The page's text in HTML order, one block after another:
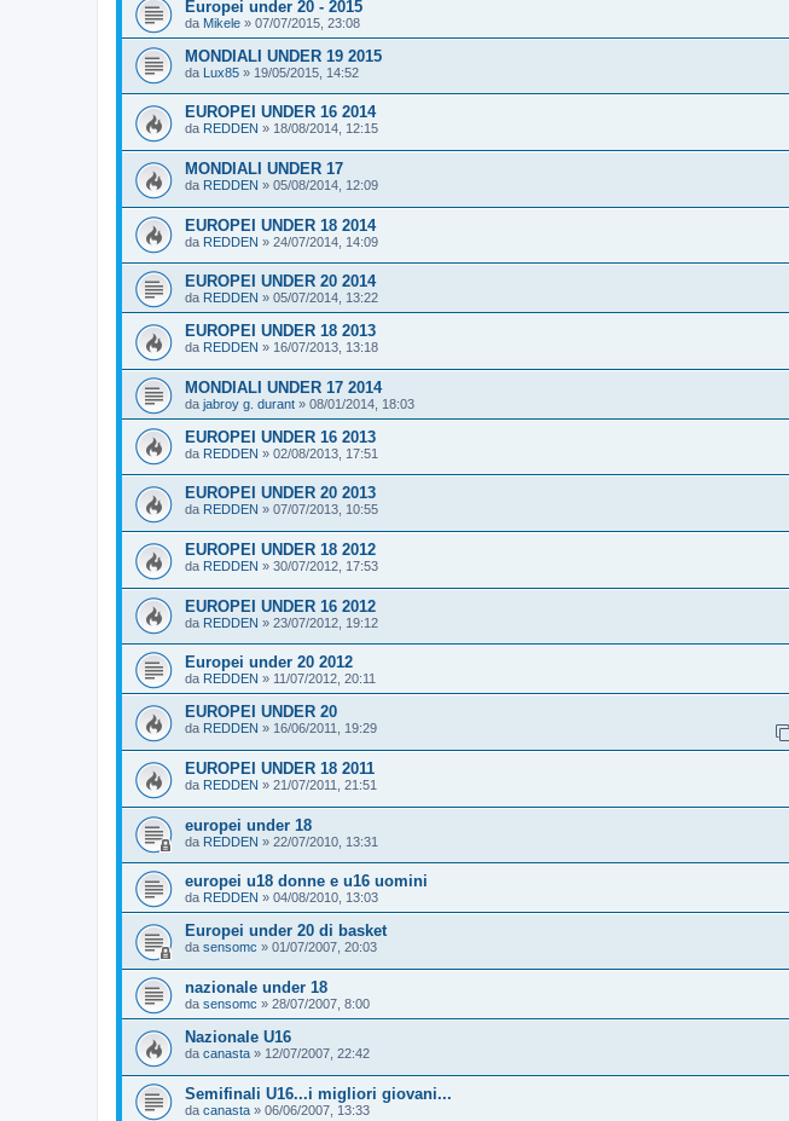
Europei under 20 - 2015
da Mikele » 07/07/2015, 23:08
MONDIALI UNDER 19 2015
da Lux85 » 19/05/2015, 14:52
EUROPEI UNDER 16 2014
da REDDEN » 18/08/2014, 12:15
MONDIALI UNDER 17
da REDDEN » 05/08/2014, 12:09
EUROPEI UNDER 18 2014
da REDDEN » 24/07/2014, 14:09
EUROPEI UNDER 20 2014
da REDDEN » 05/07/2014, 13:22
EUROPEI UNDER 18 2013
da REDDEN » 16/07/2013, 13:18
MONDIALI UNDER 17 2014
da jabroy g. durant » 08/01/2014, 18:03
EUROPEI UNDER 16 2013
da REDDEN » 02/08/2013, 17:51
EUROPEI UNDER 20 2013
da REDDEN » 07/07/2013, 10:55
EUROPEI UNDER 18 2012
da REDDEN » 30/07/2012, 17:53
EUROPEI UNDER 16 2012
da REDDEN » 23/07/2012, 19:12
Europei under 20 2012
da REDDEN » 11/07/2012, 20:11
EUROPEI UNDER 20
da REDDEN » 16/06/2011, 19:29
EUROPEI UNDER 18 2011
da REDDEN » 21/07/2011, 21:51
europei under 18
da REDDEN » 22/07/2010, 13:31
europei u18 donne e u16 uomini
da REDDEN » 04/08/2010, 13:03
Europei under 20 di basket
da sensomc » 01/07/2007, 20:03
nazionale under 18
da sensomc » 28/07/2007, 8:00
Nazionale U16
da canasta » 12/07/2007, 22:42
Semifinali U16...i migliori giovani...
da canasta » 06/06/2007, 13:33